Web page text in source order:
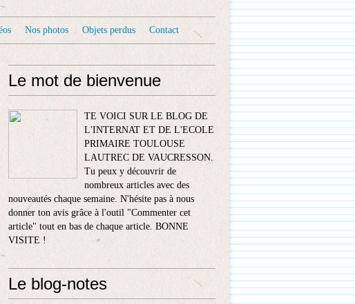
Nos photos Objets perdus Contact
Le mot de bienvenue
TE VOICI SUR LE BLOG DE
L'INTERNAT ET DE L'ECOLE
PRIMAIRE TOULOUSE
LAUTREC DE VAUCRESSON.
Tu peux y découvrir de
nombreux articles avec des
nouveautés chaque semaine. N'hésite pas à nous
donner ton avis grâce à l'outil "Commenter cet
article" tout en bas de chaque article. BONNE
VISITE !
Le blog-notes